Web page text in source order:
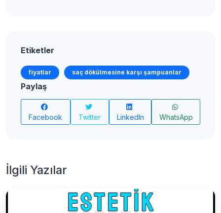
Etiketler
fiyatlar saç dökülmesine karşı şampuanlar
Paylaş
Facebook Twitter LinkedIn WhatsApp
İlgili Yazılar